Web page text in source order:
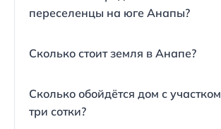
переселенцы на юге Анапы?
район, выбирают жить в
иметь личное пространство.
Сколько стоит земля в Анапе?
миллиона рублей до трех
от местоположения и качества
Сколько обойдётся дом с
три сотки?